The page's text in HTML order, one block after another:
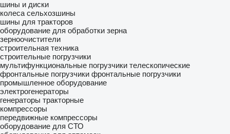
шины и диски
колеса сельхозшины
шины для тракторов
оборудование для обработки зерна
зерноочистители
строительная техника
строительные погрузчики
мультифункциональные погрузчики телескопические
фронтальные погрузчики фронтальные погрузчики
промышленное оборудование
электрогенераторы
генераторы тракторные
компрессоры
передвижные компрессоры
оборудование для СТО